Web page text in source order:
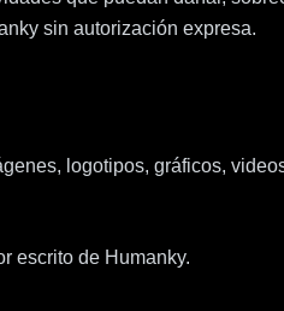
sin autorización expresa.
logotipos, gráficos,
escrito de Humanky.